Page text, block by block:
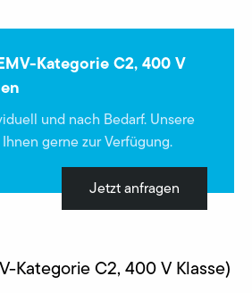
Kategorie C2, 400 V
und nach Bedarf. Unsere
gerne zur Verfügung.
Jetzt anfragen
Kategorie C2, 400 V Klasse)